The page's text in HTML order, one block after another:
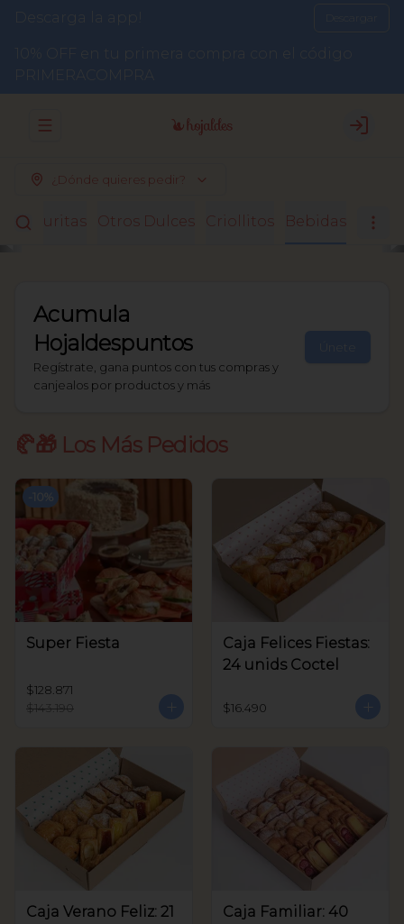
Descarga la app!
10% OFF en tu primera compra con el código
PRIMERACOMPRA
Abrir menu de navegación Login
¿Dónde quieres pedir?
Facturitas Otros Dulces Criollitos Bebidas
Acumula
Hojaldespuntos
Regístrate, gana puntos con tus compras y
canjealos por productos y más
Únete
🥐🎁 Los Más Pedidos
10 %
Super Fiesta
$128.871
$143.190
Caja Felices Fiestas:
24 unids Coctel
$16.490
Caja Verano Feliz: 21
Caja Familiar: 40